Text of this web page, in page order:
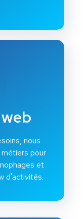
nous
pour
et
d'activités.